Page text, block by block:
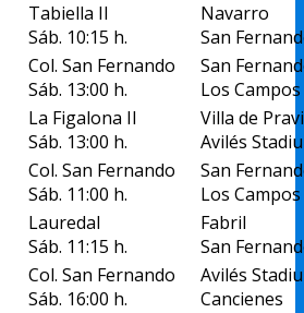
Tabiella II
Sáb. 10:15 h.
Navarro
San
Col. San Fernando
Sáb. 13:00 h.
San
Los Campos
La Figalona II
Sáb. 13:00 h.
Villa de
Avilés
Col. San Fernando
Sáb. 11:00 h.
San
Los Campos
Lauredal
Sáb. 11:15 h.
Fabril
San
Col. San Fernando
Sáb. 16:00 h.
Avilés
Cancienes